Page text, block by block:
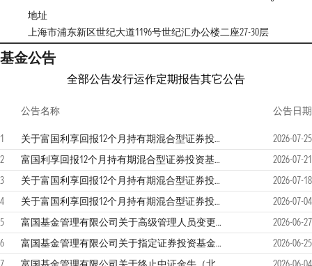
地址
上海市浦东新区世纪大道1196号世纪汇办公楼二座27-30层
基金公告
全部公告发行运作定期报告其它公告
公告名称 公告日期
1 关于富国利享回报12个月持有期混合型证券投资基金基金资产净值低于5000万元的提示性公告
2026-07-25
2
富国利享回报12个月持有期混合型证券投资基金二0二六年第2季度报告
2026-07-21
3
关于富国利享回报12个月持有期混合型证券投资基金基金资产净值低于5000万元的提示性公告
2026-07-18
4
关于富国利享回报12个月持有期混合型证券投资基金基金资产净值低于5000万元的提示性公告
2026-07-04
5
富国基金管理有限公司关于高级管理人员变更的公告
2026-06-27
6
富国基金管理有限公司关于指定证券投资基金主流动性服务商的公告
2026-06-25